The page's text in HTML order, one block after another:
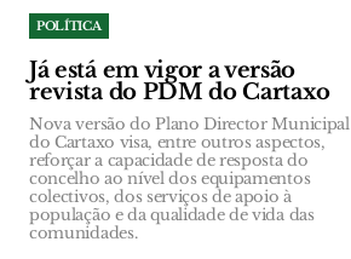
POLÍTICA
Já está em vigor a versão
revista do PDM do Cartaxo
Nova versão do Plano Director Municipal
do Cartaxo visa, entre outros aspectos,
reforçar a capacidade de resposta do
concelho ao nível dos equipamentos
colectivos, dos serviços de apoio à
população e da qualidade de vida das
comunidades.